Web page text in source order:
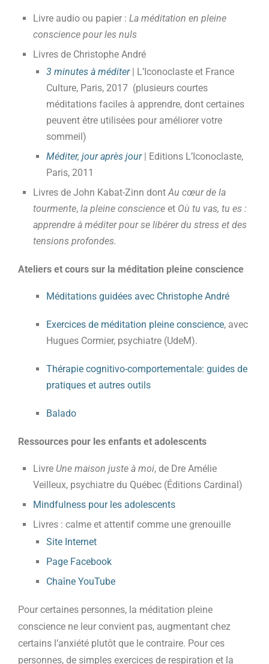
Livre audio ou papier : La méditation en pleine
conscience pour les nuls
Livres de Christophe André
3 minutes à méditer| L’Iconoclaste et France
Culture, Paris, 2017 (plusieurs courtes
méditations faciles à apprendre, dont certaines
peuvent être utilisées pour améliorer votre
sommeil)
Méditer, jour après jour| Editions L’Iconoclaste,
Paris, 2011
Livres de John Kabat-Zinn dontAu cœur de la
tourmente, la pleine conscience et Où tu vas, tu es :
apprendre à méditer pour se libérer du stress et des
tensions profondes.
Ateliers et cours sur la méditation pleine conscience
Méditations guidées avec Christophe André
Exercices de méditation pleine conscience, avec
Hugues Cormier, psychiatre (UdeM).
Thérapie cognitivo-comportementale: guides de
pratiques et autres outils
Balado
Ressources pour les enfants et adolescents
Livre Une maison juste à moi, de Dre Amélie
Veilleux, psychiatre du Québec (Éditions Cardinal)
Mindfulness pour les adolescents
Livres : calme et attentif comme une grenouille
Site Internet
Page Facebook
Chaîne YouTube
Pour certaines personnes, la méditation pleine
conscience ne leur convient pas, augmentant chez
certains l’anxiété plutôt que le contraire. Pour ces
personnes, de simples exercices de respiration et la